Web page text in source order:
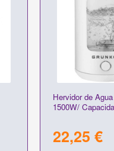
Hervidor de
1500W/
22,25 €